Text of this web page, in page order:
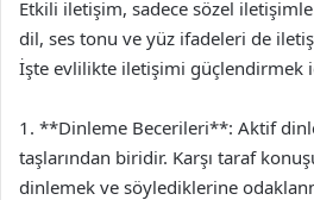
Etkili iletişim, sadece sözel iletişimle
dil, ses tonu ve yüz ifadeleri de
İşte evlilikte iletişimi güçlendirmek
1. **Dinleme Becerileri**: Aktif
taşlarından biridir. Karşı taraf
dinlemek ve söylediklerine